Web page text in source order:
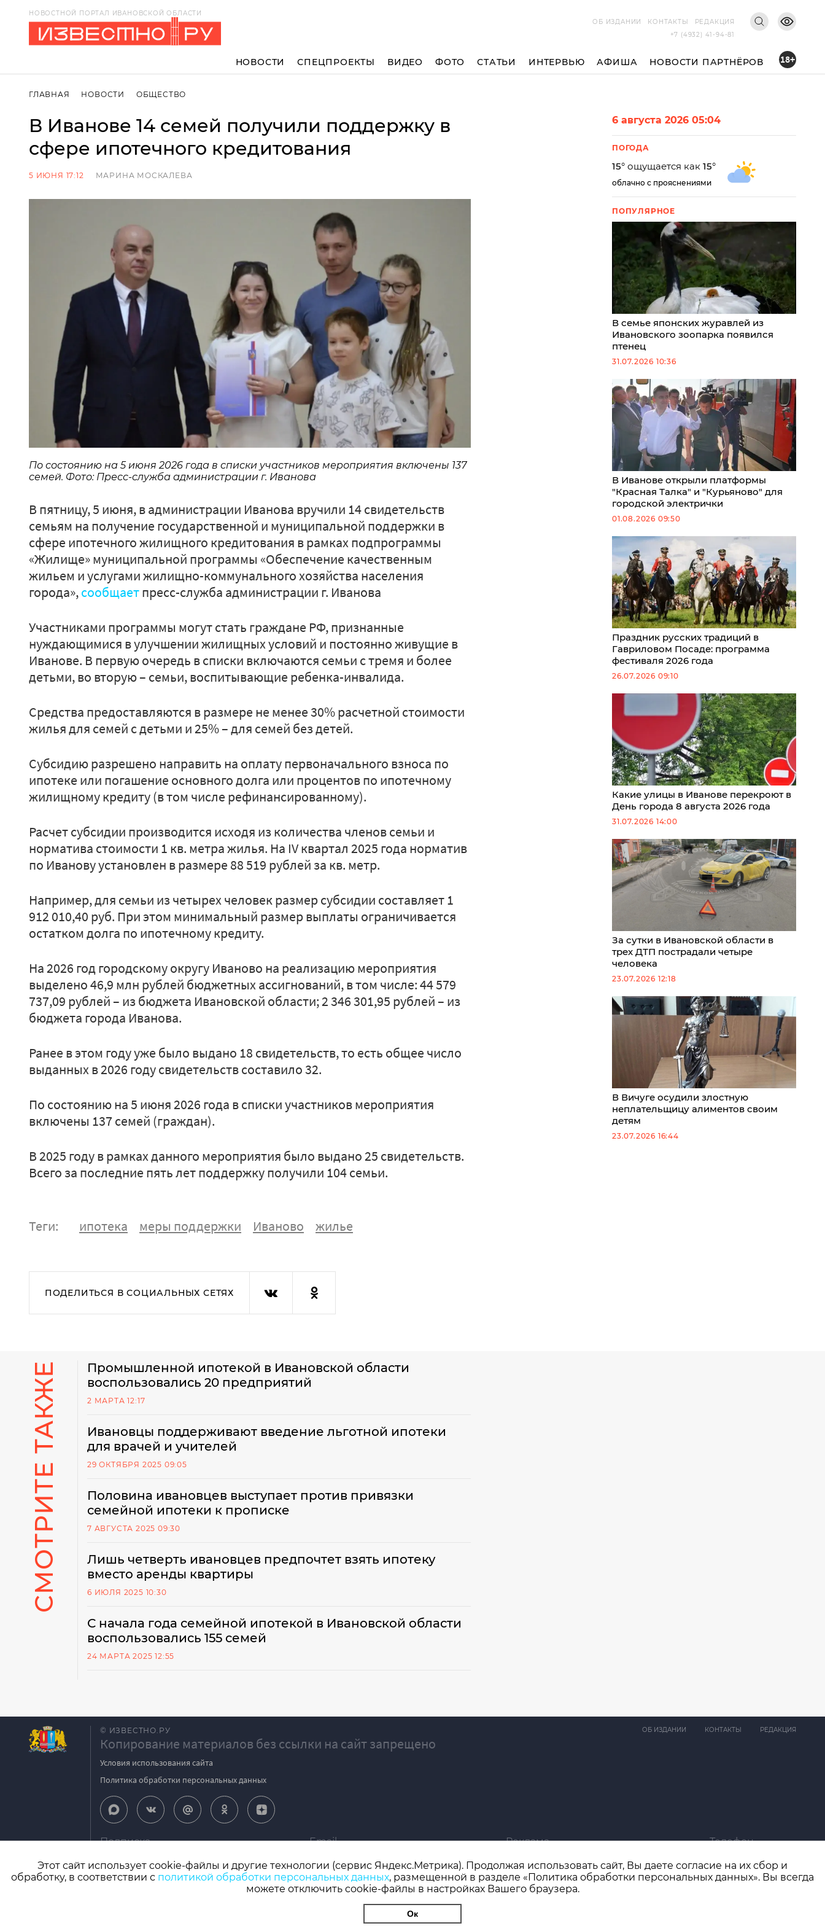
НОВОСТНОЙ ПОРТАЛ ИВАНОВСКОЙ ОБЛАСТИ
ОБ ИЗДАНИИ
КОНТАКТЫ
РЕДАКЦИЯ
+7 (4932) 41-94-81
НОВОСТИ СПЕЦПРОЕКТЫ ВИДЕО ФОТО СТАТЬИ ИНТЕРВЬЮ АФИША НОВОСТИ ПАРТНЁРОВ 18+
ГЛАВНАЯ НОВОСТИ ОБЩЕСТВО
В Иванове 14 семей получили поддержку в
сфере ипотечного кредитования
5 ИЮНЯ 17:12 МАРИНА МОСКАЛЕВА
По состоянию на 5 июня 2026 года в списки участников мероприятия включены 137
семей. Фото: Пресс-служба администрации г. Иванова
В пятницу, 5 июня, в администрации Иванова вручили 14 свидетельств
семьям на получение государственной и муниципальной поддержки в
сфере ипотечного жилищного кредитования в рамках подпрограммы
«Жилище» муниципальной программы «Обеспечение качественным
жильем и услугами жилищно-коммунального хозяйства населения
города»,сообщаетпресс-служба администрации г. Иванова
Участниками программы могут стать граждане РФ, признанные
нуждающимися в улучшении жилищных условий и постоянно живущие в
Иванове. В первую очередь в списки включаются семьи с тремя и более
детьми, во вторую – семьи, воспитывающие ребенка-инвалида.
Средства предоставляются в размере не менее 30% расчетной стоимости
жилья для семей с детьми и 25% – для семей без детей.
Субсидию разрешено направить на оплату первоначального взноса по
ипотеке или погашение основного долга или процентов по ипотечному
жилищному кредиту (в том числе рефинансированному).
Расчет субсидии производится исходя из количества членов семьи и
норматива стоимости 1 кв. метра жилья. На IV квартал 2025 года норматив
по Иванову установлен в размере 88 519 рублей за кв. метр.
Например, для семьи из четырех человек размер субсидии составляет 1
912 010,40 руб. При этом минимальный размер выплаты ограничивается
остатком долга по ипотечному кредиту.
На 2026 год городскому округу Иваново на реализацию мероприятия
выделено 46,9 млн рублей бюджетных ассигнований, в том числе: 44 579
737,09 рублей – из бюджета Ивановской области; 2 346 301,95 рублей – из
бюджета города Иванова.
Ранее в этом году уже было выдано 18 свидетельств, то есть общее число
выданных в 2026 году свидетельств составило 32.
По состоянию на 5 июня 2026 года в списки участников мероприятия
включены 137 семей (граждан).
В 2025 году в рамках данного мероприятия было выдано 25 свидетельств.
Всего за последние пять лет поддержку получили 104 семьи.
Теги: ипотека меры поддержки Иваново жилье
ПОДЕЛИТЬСЯ В СОЦИАЛЬНЫХ СЕТЯХ
6 августа 2026 05:04
ПОГОДА
15° ощущается как 15°
облачно с прояснениями
ПОПУЛЯРНОЕ
В семье японских журавлей из
Ивановского зоопарка появился
птенец
31.07.2026 10:36
В Иванове открыли платформы
"Красная Талка" и "Курьяново" для
городской электрички
01.08.2026 09:50
Праздник русских традиций в
Гавриловом Посаде: программа
фестиваля 2026 года
26.07.2026 09:10
Какие улицы в Иванове перекроют в
День города 8 августа 2026 года
31.07.2026 14:00
За сутки в Ивановской области в
трех ДТП пострадали четыре
человека
23.07.2026 12:18
В Вичуге осудили злостную
неплательщицу алиментов своим
детям
23.07.2026 16:44
СМОТРИТЕ ТАКЖЕ
Промышленной ипотекой в Ивановской области
воспользовались 20 предприятий
2 МАРТА 12:17
Ивановцы поддерживают введение льготной ипотеки
для врачей и учителей
29 ОКТЯБРЯ 2025 09:05
Половина ивановцев выступает против привязки
семейной ипотеки к прописке
7 АВГУСТА 2025 09:30
Лишь четверть ивановцев предпочтет взять ипотеку
вместо аренды квартиры
6 ИЮЛЯ 2025 10:30
С начала года семейной ипотекой в Ивановской области
воспользовались 155 семей
24 МАРТА 2025 12:55
© ИЗВЕСТНО.РУ
Копирование материалов без ссылки на сайт запрещено
Условия использования сайта
Политика обработки персональных данных
ОБ ИЗДАНИИ КОНТАКТЫ РЕДАКЦИЯ
Подписка
Email
Реклама
Телефон
СМИ: Izvestno.ru. Реестровая запись 08.11.2019 серия ЭЛ № ФС 77 - 77192, зарегистрировано Роскомнадзором
Этот сайт использует cookie-файлы и другие технологии (сервис Яндекс.Метрика). Продолжая использовать сайт, Вы даете согласие на их сбор и
обработку, в соответствии с политикой обработки персональных данных, размещенной в разделе «Политика обработки персональных данных». Вы всегда
можете отключить cookie-файлы в настройках Вашего браузера.
Ок